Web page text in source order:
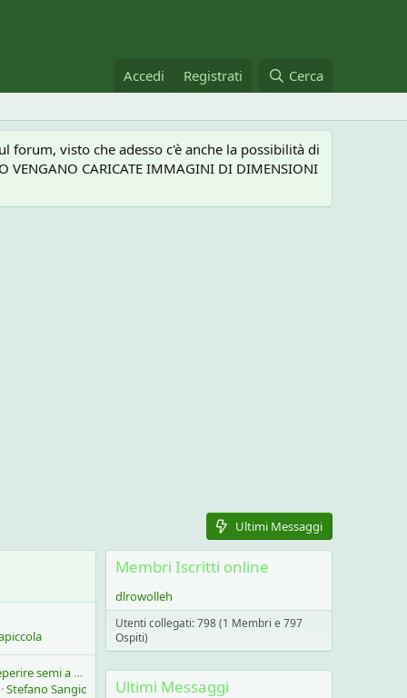
Accedi Registrati Cerca
forum, visto che adesso c'è anche la possibilità di
CARICATE IMMAGINI DI DIMENSIONI
Ultimi Messaggi
Welwitschia: dove reperire semi a prezzi umani.
Stefano Sangiorgio
Membri Iscritti online
dlrowolleh
Utenti collegati: 798 (1 Membri e 797
Ospiti)
Ultimi Messaggi